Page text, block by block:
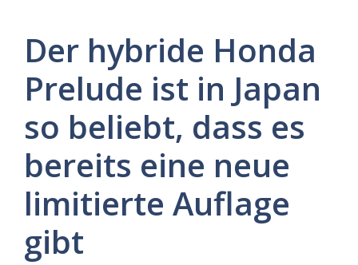
Der hybride Honda
Prelude ist in Japan
so beliebt, dass es
bereits eine neue
limitierte Auflage
gibt